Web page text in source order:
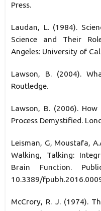
Press.
Laudan, L. (1984).
Science and Their
Angeles: University of
Lawson, B. (2004).
Routledge.
Lawson, B. (2006). How
Process Demystified.
Leisman, G, Moustafa,
Walking, Talking:
Brain Function.
10.3389/
McCrory, R. J. (1974).